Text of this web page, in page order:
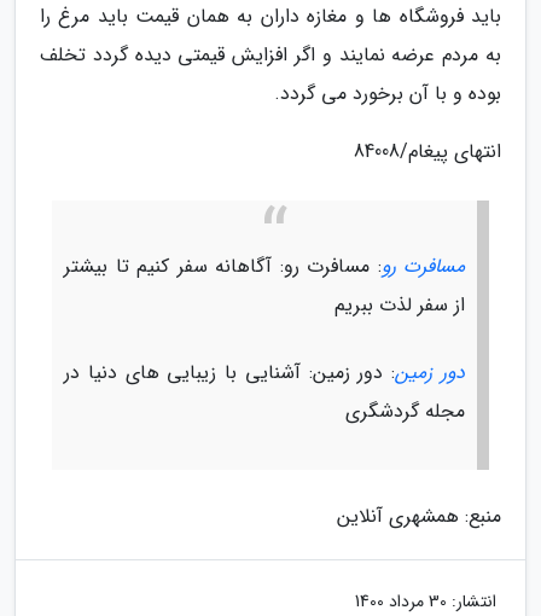
باید فروشگاه ها و مغازه داران به همان قیمت باید مرغ را
به مردم عرضه نمایند و اگر افزایش قیمتی دیده گردد تخلف
بوده و با آن برخورد می گردد.
انتهای پیغام/84008
مسافرت رو: مسافرت رو: آگاهانه سفر کنیم تا بیشتر
از سفر لذت ببریم
دور زمین: دور زمین: آشنایی با زیبایی های دنیا در
مجله گردشگری
منبع: همشهری آنلاین
انتشار: 30 مرداد 1400